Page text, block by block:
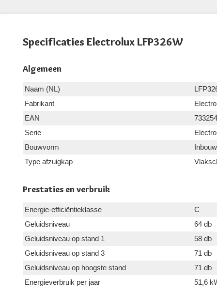
Specificaties Electrolux LFP326W
Algemeen
Naam (NL)
Fabrikant
EAN
Serie
Bouwvorm
Inbouw
Type afzuigkap
Prestaties en verbruik
Energie-efficiëntieklasse
C
Geluidsniveau
64 db
Geluidsniveau op stand 1
58 db
Geluidsniveau op stand 3
71 db
Geluidsniveau op hoogste stand
71 db
Energieverbruik per jaar
51,6